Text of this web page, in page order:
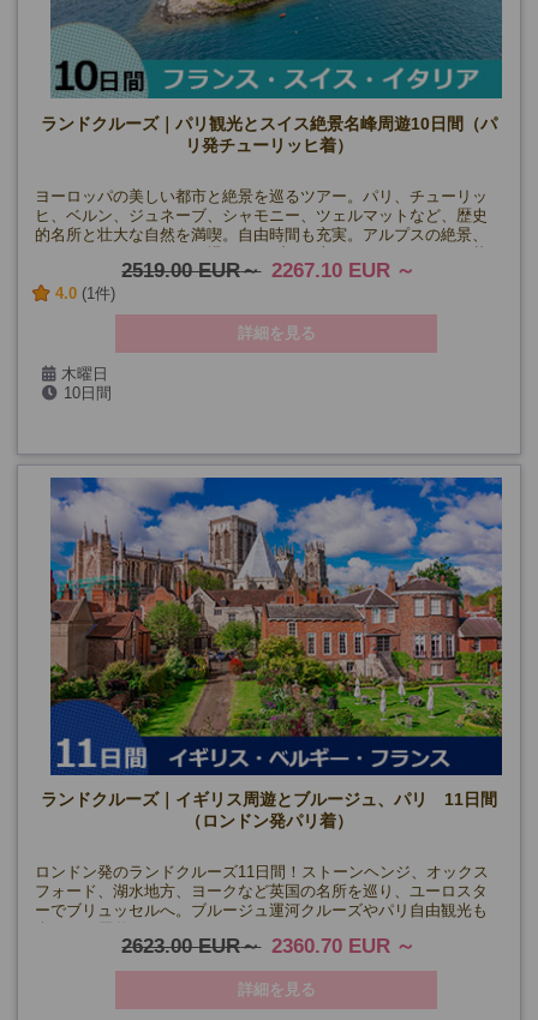
ランドクルーズ｜パリ観光とスイス絶景名峰周遊10日間（パ
リ発チューリッヒ着）
ヨーロッパの美しい都市と絶景を巡るツアー。パリ、チューリッ
ヒ、ベルン、ジュネーブ、シャモニー、ツェルマットなど、歴史
的名所と壮大な自然を満喫。自由時間も充実。アルプスの絶景、
スイスのチョコレート工場、モンブラン山やマッターホルンの壮
大な絶景をお楽しみいただけます。
2519.00 EUR 2267.10 EUR
4.0 (1件)
詳細を見る
木曜日
4/16・30、5月～8月、9/10・24、10/8
10日間
ランドクルーズ｜イギリス周遊とブルージュ、パリ 11日間
（ロンドン発パリ着）
ロンドン発のランドクルーズ11日間！ストーンヘンジ、オックス
フォード、湖水地方、ヨークなど英国の名所を巡り、ユーロスタ
ーでブリュッセルへ。ブルージュ運河クルーズやパリ自由観光も
2623.00 EUR 2360.70 EUR
詳細を見る